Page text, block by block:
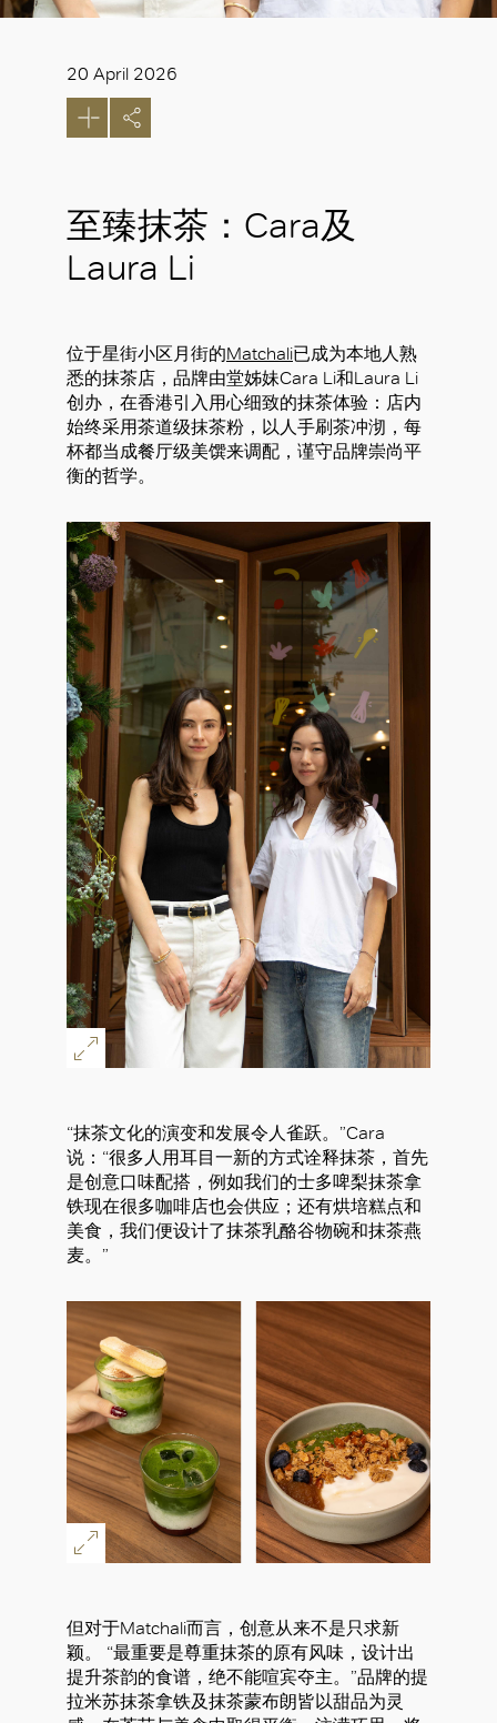
20 April 2026
至臻抹茶：Cara及
Laura Li
位于星街小区月街的Matchali已成为本地人熟
悉的抹茶店，品牌由堂姊妹Cara Li和Laura Li
创办，在香港引入用心细致的抹茶体验：店内
始终采用茶道级抹茶粉，以人手刷茶冲沏，每
杯都当成餐厅级美馔来调配，谨守品牌崇尚平
衡的哲学。
“抹茶文化的演变和发展令人雀跃。”Cara
说：“很多人用耳目一新的方式诠释抹茶，首先
是创意口味配搭，例如我们的士多啤梨抹茶拿
铁现在很多咖啡店也会供应；还有烘培糕点和
美食，我们便设计了抹茶乳酪谷物碗和抹茶燕
麦。”
但对于Matchali而言，创意从来不是只求新
颖。 “最重要是尊重抹茶的原有风味，设计出
提升茶韵的食谱，绝不能喧宾夺主。”品牌的提
拉米苏抹茶拿铁及抹茶蒙布朗皆以甜品为灵